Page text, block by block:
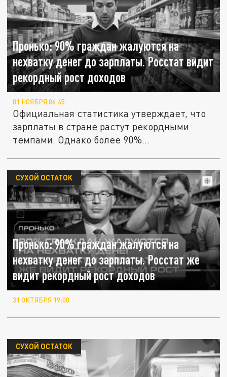
Пронько: 90% граждан жалуются на
нехватку денег до зарплаты. Росстат видит
рекордный рост доходов
01 НОЯБРЯ 06:45
Официальная статистика утверждает, что
зарплаты в стране растут рекордными
темпами. Однако более 90%...
Пронько: 90% граждан жалуются на
нехватку денег до зарплаты. Росстат же
видит рекордный рост доходов
СУХОЙ ОСТАТОК
31 ОКТЯБРЯ 19:00
СУХОЙ ОСТАТОК